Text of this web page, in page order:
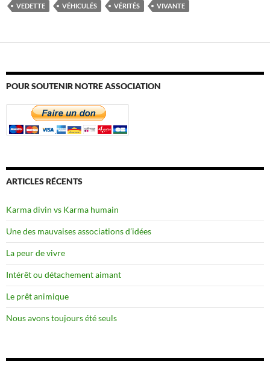
VEDETTE
VÉHICULÉS VÉRITÉS VIVANTE
POUR SOUTENIR NOTRE ASSOCIATION
ARTICLES RÉCENTS
Karma divin vs Karma humain
Une des mauvaises associations d’idées
La peur de vivre
Intérêt ou détachement aimant
Le prêt animique
Nous avons toujours été seuls